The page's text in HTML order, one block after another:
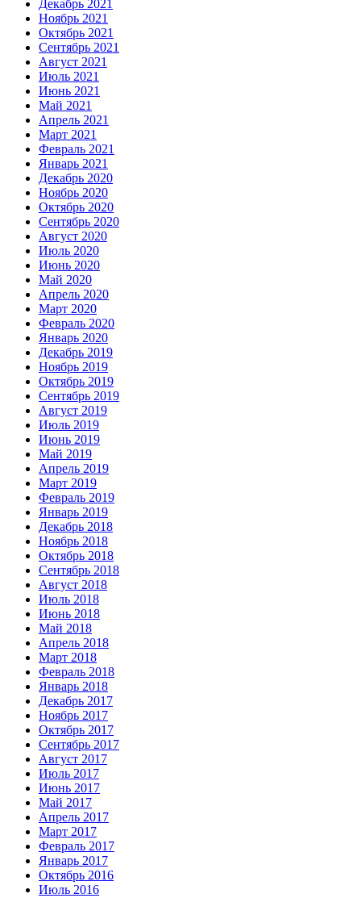
Декабрь 2021
Ноябрь 2021
Октябрь 2021
Сентябрь 2021
Август 2021
Июль 2021
Июнь 2021
Май 2021
Апрель 2021
Март 2021
Февраль 2021
Январь 2021
Декабрь 2020
Ноябрь 2020
Октябрь 2020
Сентябрь 2020
Август 2020
Июль 2020
Июнь 2020
Май 2020
Апрель 2020
Март 2020
Февраль 2020
Январь 2020
Декабрь 2019
Ноябрь 2019
Октябрь 2019
Сентябрь 2019
Август 2019
Июль 2019
Июнь 2019
Май 2019
Апрель 2019
Март 2019
Февраль 2019
Январь 2019
Декабрь 2018
Ноябрь 2018
Октябрь 2018
Сентябрь 2018
Август 2018
Июль 2018
Июнь 2018
Май 2018
Апрель 2018
Март 2018
Февраль 2018
Январь 2018
Декабрь 2017
Ноябрь 2017
Октябрь 2017
Сентябрь 2017
Август 2017
Июль 2017
Июнь 2017
Май 2017
Апрель 2017
Март 2017
Февраль 2017
Январь 2017
Октябрь 2016
Июль 2016